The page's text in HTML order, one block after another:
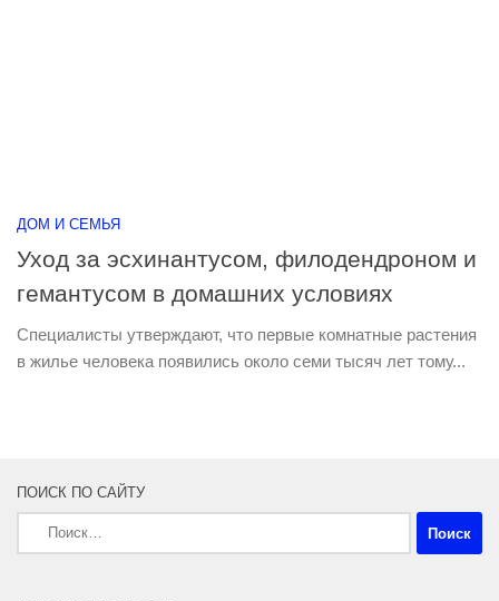
ДОМ И СЕМЬЯ
Уход за эсхинантусом, филодендроном и
гемантусом в домашних условиях
Специалисты утверждают, что первые комнатные растения
в жилье человека появились около семи тысяч лет тому...
ПОИСК ПО САЙТУ
Найти: